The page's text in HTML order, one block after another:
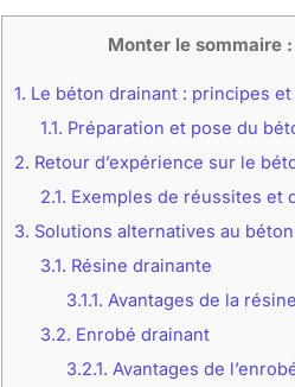
Monter le sommaire :
1. Le béton drainant : principes et
1.1. Préparation et pose du
2. Retour d’expérience sur le
2.1. Exemples de réussites et
3. Solutions alternatives au
3.1. Résine drainante
3.1.1. Avantages de la
3.2. Enrobé drainant
3.2.1. Avantages de